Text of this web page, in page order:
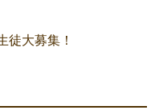
徒大募集！